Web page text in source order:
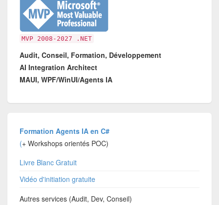
MVP 2008-2027 .NET
Audit, Conseil, Formation, Développement
AI Integration Architect
MAUI, WPF/WinUI/Agents IA
Formation Agents IA en C#
(+ Workshops orientés POC)
Livre Blanc Gratuit
Vidéo d'initiation gratuite
Autres services (Audit, Dev, Conseil)